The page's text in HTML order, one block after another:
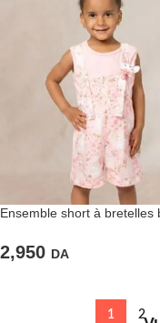
Ensemble short à bretelles
2,950 DA
1 2